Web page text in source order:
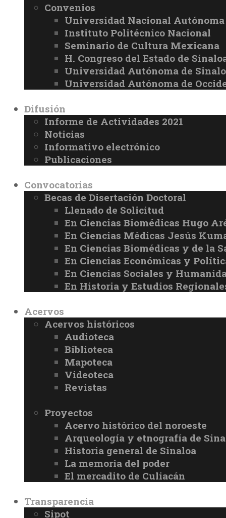
Convenios
Universidad Nacional
Instituto Politécnico Nacional
Seminario de Cultura Mexicana
H. Congreso del Estado de
Universidad Autónoma de
Universidad Autónoma de
Difusión
Informe de Actividades 2021
Noticias
Informativo electrónico
Publicaciones
Convocatorias
Becas de Disertación Doctoral
Llenado de Solicitud
En Ciencias Biomédicas Hugo
En Ciencias Médicas Jesús
En Ciencias Biomédicas y de la
En Ciencias Económicas y
En Ciencias Sociales y
En Historia y Estudios
Acervos
Acervos históricos
Audioteca
Biblioteca
Mapoteca
Videoteca
Revistas
Proyectos
Acervo histórico del noroeste
Arqueología y etnografía de
Historia general de Sinaloa
La memoria del poder
El mercadito de Culiacán
Transparencia
Sipot